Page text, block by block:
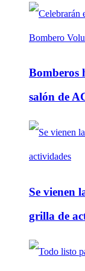
Bomberos
salón de
Se vienen
grilla de